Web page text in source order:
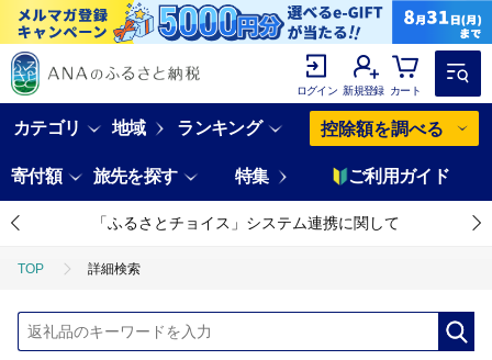
ログイン 新規登録 カート
カテゴリ 地域 ランキング 控除額を調べる
寄付額 旅先を探す 特集 ご利用ガイド
「ふるさとチョイス」システム連携に関して
TOP 詳細検索